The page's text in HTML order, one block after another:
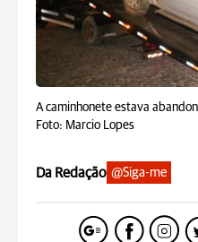
A caminhonete estava
Foto: Marcio Lopes
Da Redação @Siga-me